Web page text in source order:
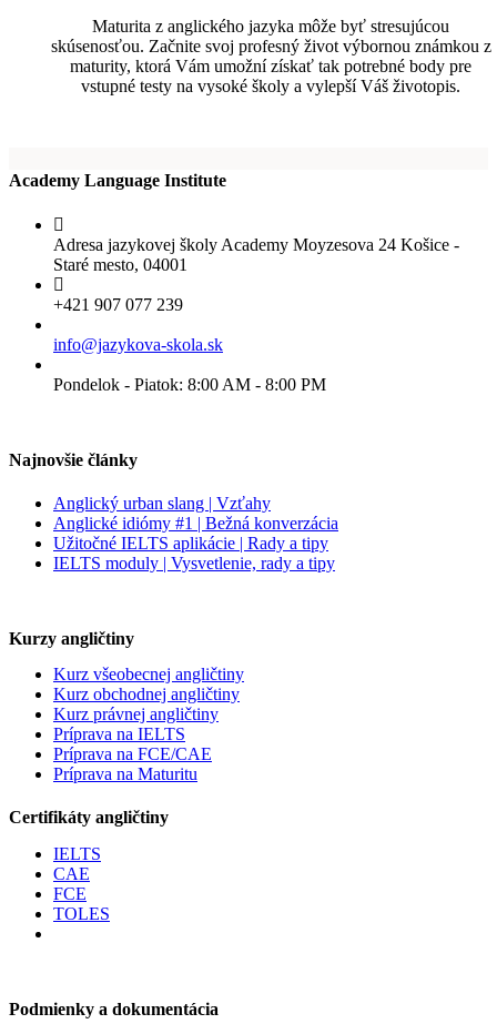
Maturita z anglického jazyka môže byť stresujúcou
skúsenosťou. Začnite svoj profesný život výbornou známkou z
maturity, ktorá Vám umožní získať tak potrebné body pre
vstupné testy na vysoké školy a vylepší Váš životopis.
Academy Language Institute
Adresa jazykovej školy Academy Moyzesova 24 Košice -
Staré mesto, 04001
+421 907 077 239
info@jazykova-skola.sk
Pondelok - Piatok: 8:00 AM - 8:00 PM
Najnovšie články
Anglický urban slang | Vzťahy
Anglické idiómy #1 | Bežná konverzácia
Užitočné IELTS aplikácie | Rady a tipy
IELTS moduly | Vysvetlenie, rady a tipy
Kurzy angličtiny
Kurz všeobecnej angličtiny
Kurz obchodnej angličtiny
Kurz právnej angličtiny
Príprava na IELTS
Príprava na FCE/CAE
Príprava na Maturitu
Certifikáty angličtiny
IELTS
CAE
FCE
TOLES
Podmienky a dokumentácia